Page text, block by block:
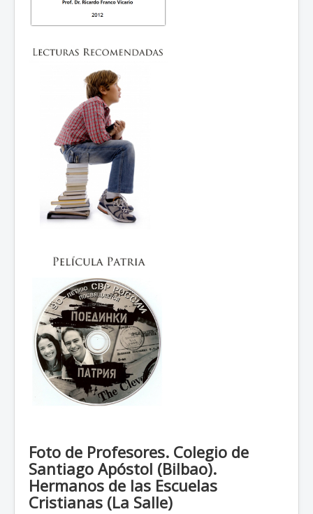
Foto de Profesores. Colegio de
Santiago Apóstol (Bilbao).
Hermanos de las Escuelas
Cristianas (La Salle)